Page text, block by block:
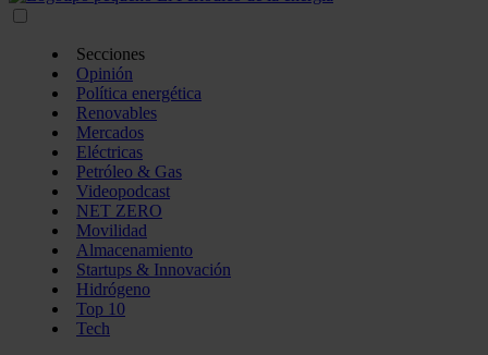
Secciones
Opinión
Política energética
Renovables
Mercados
Eléctricas
Petróleo & Gas
Videopodcast
NET ZERO
Movilidad
Almacenamiento
Startups & Innovación
Hidrógeno
Top 10
Tech